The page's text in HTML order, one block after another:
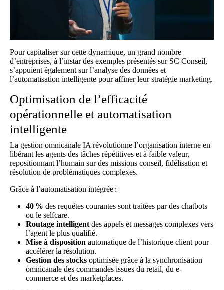
Pour capitaliser sur cette dynamique, un grand nombre
d’entreprises, à l’instar des exemples présentés sur SC Conseil,
s’appuient également sur l’analyse des données et
l’automatisation intelligente pour affiner leur stratégie marketing.
Optimisation de l’efficacité
opérationnelle et automatisation
intelligente
La gestion omnicanale IA révolutionne l’organisation interne en
libérant les agents des tâches répétitives et à faible valeur,
repositionnant l’humain sur des missions conseil, fidélisation et
résolution de problématiques complexes.
Grâce à l’automatisation intégrée :
40 % des requêtes courantes sont traitées par des chatbots
ou le selfcare.
Routage intelligent des appels et messages complexes vers
l’agent le plus qualifié.
Mise à disposition automatique de l’historique client pour
accélérer la résolution.
Gestion des stocks optimisée grâce à la synchronisation
omnicanale des commandes issues du retail, du e-
commerce et des marketplaces.